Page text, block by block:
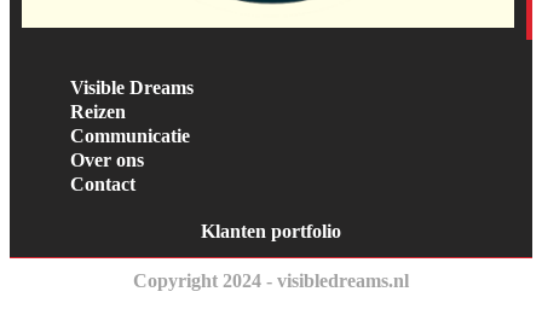
Visible Dreams
Reizen
Communicatie
Over ons
Contact
Klanten portfolio
Copyright 2024 - visibledreams.nl